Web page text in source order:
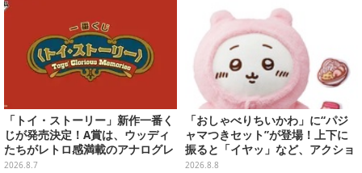
「トイ・ストーリー」新作一番く
じが発売決定！A賞は、ウッディ
たちがレトロ感満載のアナログレ
コード上を走る姿で立体化
2026.8.7
「おしゃべりちいかわ」に“パジ
ャマつきセット”が登場！上下に
振ると「イヤッ」など、アクショ
ンに応じて喋ってくれる
2026.8.8